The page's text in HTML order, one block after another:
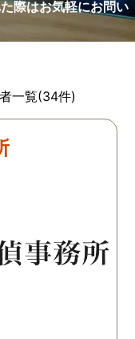
際はお気軽にお問い
一覧(34件)